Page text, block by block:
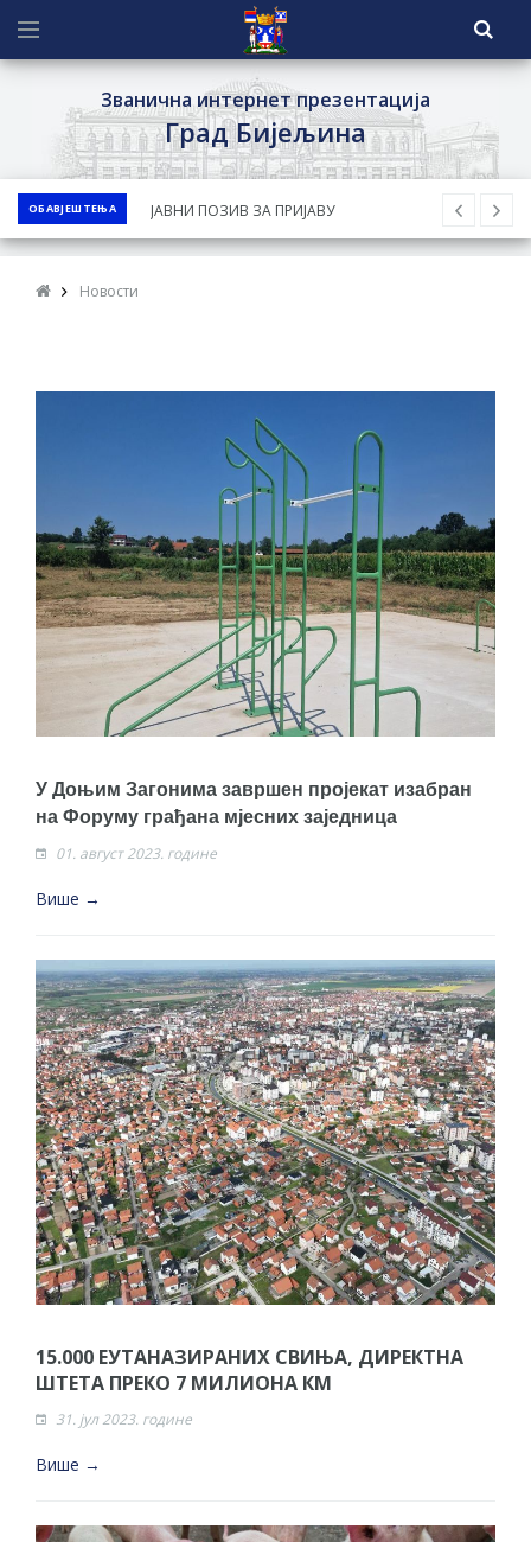
Званична интернет презентација
Град Бијељина
ОБАВЈЕШТЕЊА
ЈАВНИ КОНКУРС ЗА ДОДЈЕЛУ
БЕСПОВРАТНИХ СРЕДСТАВА ЗА
ПРЕЛИМИНАРНA РАНГ ЛИСТA
КАНДИДАТА КОЈИ СУ ОСТВАРИЛИ ПРАВО
НА ГРАДСКИ МЈЕСЕЧНИ БОРАЧКИ
ДОДАТАК ЗА ДЕМОБИЛИСАНЕ БОРЦЕ
ВОЈСКЕ РЕПУБЛИКЕ СРПСКЕ У СТАЊУ
СОЦИЈАЛНЕ ПОТРЕБЕ
Oд 27. јула пријем захтјева за новчану
помоћ за набавку школског прибора
основцима
гориво доступни од 13. марта до 15.
Обавјештење за предузетника - Вера
Ујић
ЈАВНИ ПОЗИВ ЗА ПРИЈАВУ
НЕПРОПИСНОГ ОДЛАГАЊА ОТПАДА УЗ
ДОДЈЕЛУ ФИНАНСИЈСКЕ НАГРАДЕ
Новости
У Доњим Загонима завршен пројекат изабран
на Форуму грађана мјесних заједница
01. август 2023. године
Више →
15.000 ЕУТАНАЗИРАНИХ СВИЊА, ДИРЕКТНА
ШТЕТА ПРЕКО 7 МИЛИОНА КМ
31. јул 2023. године
Више →